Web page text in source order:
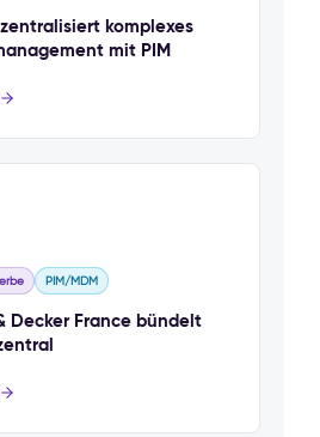
komplexes
mit PIM
PIM/MDM
Decker France bündelt